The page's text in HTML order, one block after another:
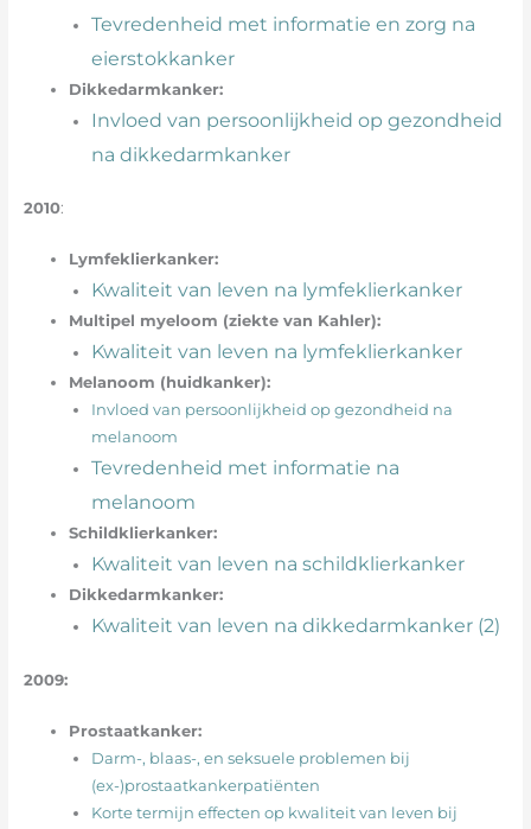
Tevredenheid met informatie en zorg na
eierstokkanker
Dikkedarmkanker:
Invloed van persoonlijkheid op gezondheid
na dikkedarmkanker
2010:
Lymfeklierkanker:
Kwaliteit van leven na lymfeklierkanker
Multipel myeloom (ziekte van Kahler):
Kwaliteit van leven na lymfeklierkanker
Melanoom (huidkanker):
Invloed van persoonlijkheid op gezondheid na
melanoom
Tevredenheid met informatie na
melanoom
Schildklierkanker:
Kwaliteit van leven na schildklierkanker
Dikkedarmkanker:
Kwaliteit van leven na dikkedarmkanker (2)
2009:
Prostaatkanker:
Darm-, blaas-, en seksuele problemen bij
(ex-)prostaatkankerpatiënten
Korte termijn effecten op kwaliteit van leven bij